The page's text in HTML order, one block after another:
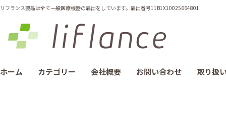
リフランス製品は全て一般医療機器の届出をしています。届出番号11B1X10025664801
ホーム カテゴリー 会社概要 お問い合わせ 取り扱